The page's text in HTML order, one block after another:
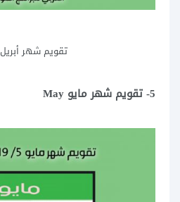
تقويم شهر أبريل April
5- تقويم شهر مايو May